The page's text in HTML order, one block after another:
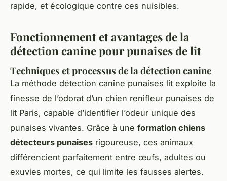
rapide, et écologique contre ces nuisibles.
Fonctionnement et avantages de la
détection canine pour punaises de lit
Techniques et processus de la détection canine
La méthode détection canine punaises lit exploite la
finesse de l’odorat d’un chien renifleur punaises de
lit Paris, capable d’identifier l’odeur unique des
punaises vivantes. Grâce à une formation chiens
détecteurs punaises rigoureuse, ces animaux
différencient parfaitement entre œufs, adultes ou
exuvies mortes, ce qui limite les fausses alertes.